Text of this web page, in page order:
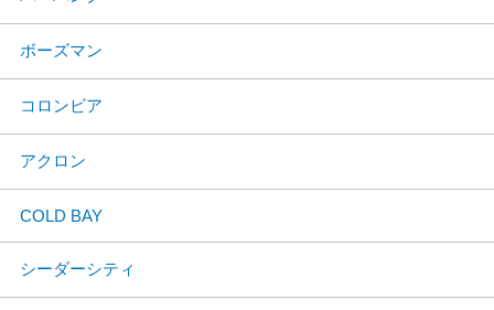
ボーズマン
コロンビア
アクロン
COLD BAY
シーダーシティ